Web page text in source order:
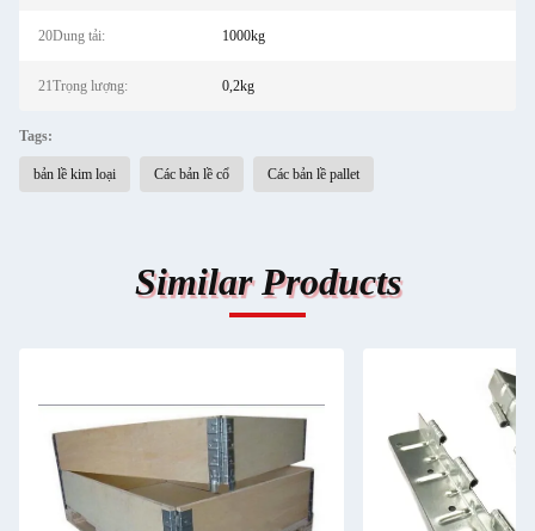
20Dung tải: 1000kg
21Trọng lượng: 0,2kg
Tags:
bản lề kim loại Các bản lề cổ Các bản lề pallet
Similar Products